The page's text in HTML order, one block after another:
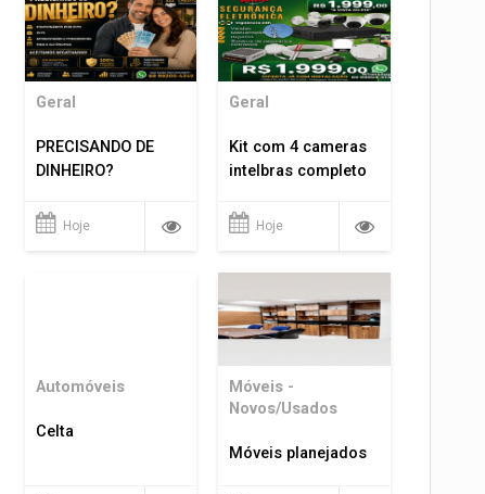
Geral
PRECISANDO DE
DINHEIRO?
Hoje
Geral
Kit com 4 cameras
intelbras completo
Hoje
Automóveis
Celta
Móveis -
Novos/Usados
Móveis planejados